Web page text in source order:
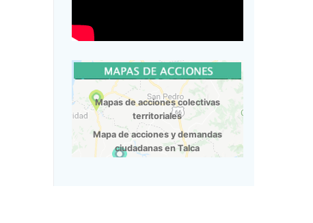
Mapas de acciones colectivas
territoriales
Mapa de acciones y demandas
ciudadanas en Talca